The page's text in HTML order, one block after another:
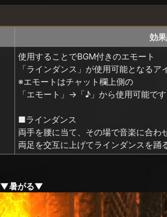
効
使用することでBGM付きのエモート
「ラインダンス」が使用可能となるア
※エモートはチャット欄上側の
「エモート」→「♪」から使用可能です
■ラインダンス
両手を腰に当て、その場で音楽に合わ
両足を交互に上げてラインダンスを踊
▼暑がる▼